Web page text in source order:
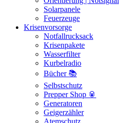
Solarpanele
Feuerzeuge
Krisenvorsorge
Notfallrucksack
Krisenpakete
Wasserfilter
Kurbelradio
Bücher 📚
Selbstschutz
Prepper Shop 🥫
Generatoren
Geigerzähler
Atemschutz